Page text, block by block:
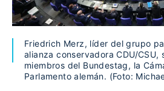
Friedrich Merz, líder del grupo
alianza conservadora CDU/CSU,
miembros del Bundestag, la
Parlamento alemán. (Foto: